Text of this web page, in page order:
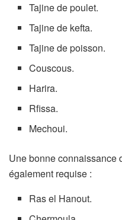
Tajine de poulet.
Tajine de kefta.
Tajine de poisson.
Couscous.
Harira.
Rfissa.
Mechoui.
Une bonne connaissance
également requise :
Ras el Hanout.